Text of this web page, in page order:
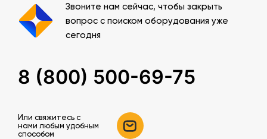
Звоните нам сейчас, чтобы закрыть
вопрос с поиском оборудования уже
сегодня
8 (800) 500-69-75
Или свяжитесь c
нами любым удобным
способом